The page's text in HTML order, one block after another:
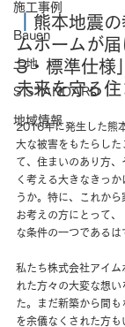
施工事例
Bauen
土地
S STANDARD
地域情報
熊本地震
ムホームが
3・標準仕様
未来を守る住
2016年に発生した熊
大な被害をもたらした
て、住まいのあり方
く考える大きなきっ
うか。特に、これか
お考えの方にとって
な条件の一つであるは
私たち株式会社アイム
れた方々の大変な想
た。まだ新築から間も
を余儀なくされた方